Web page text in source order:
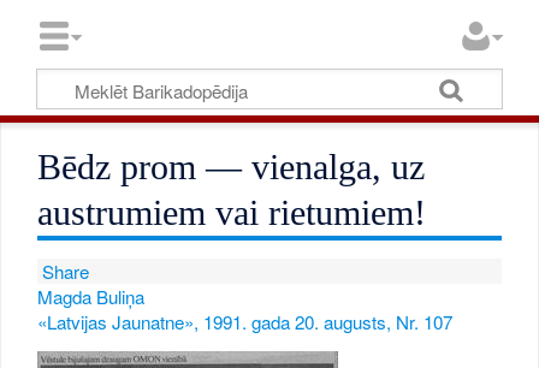
Bēdz prom — vienalga, uz
austrumiem vai rietumiem!
Share
Magda Buliņa
«Latvijas Jaunatne», 1991. gada 20. augusts, Nr. 107